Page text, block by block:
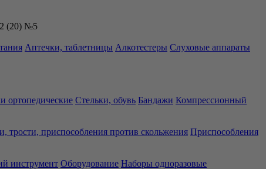
(20) №5
Аптечки, таблетницы Алкотестеры Слуховые аппараты
ортопедические Стельки, обувь Бандажи Компрессионный
трости, приспособления против скольжения Приспособления
инструмент Оборудование Наборы одноразовые